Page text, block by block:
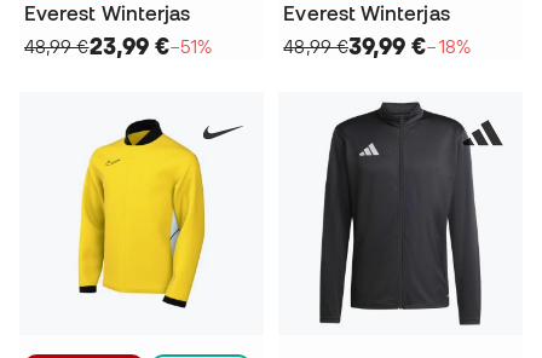
Everest Winterjas
48,99 €23,99 €−51%
Everest Winterjas
48,99 €39,99 €−18%